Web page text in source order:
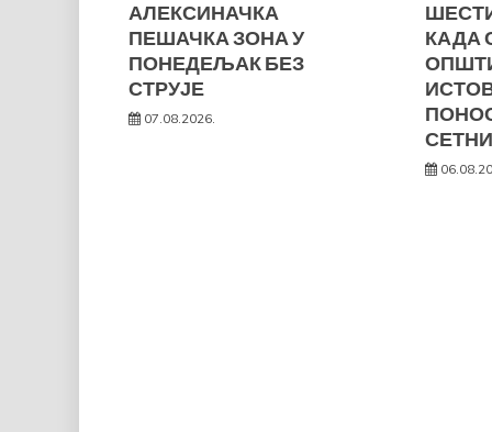
АЛЕКСИНАЧКА
ПЕШАЧКА ЗОНА У
ПОНЕДЕЉАК БЕЗ
СТРУЈЕ
07.08.2026.
КАДА